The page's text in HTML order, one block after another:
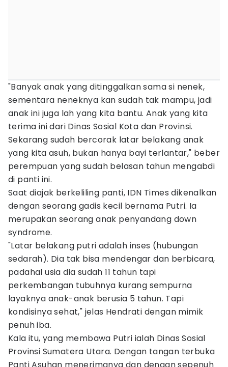
"Banyak anak yang ditinggalkan sama si nenek,
sementara neneknya kan sudah tak mampu, jadi
anak ini juga lah yang kita bantu. Anak yang kita
terima ini dari Dinas Sosial Kota dan Provinsi.
Sekarang sudah bercorak latar belakang anak
yang kita asuh, bukan hanya bayi terlantar," beber
perempuan yang sudah belasan tahun mengabdi
di panti ini.
Saat diajak berkeliling panti, IDN Times dikenalkan
dengan seorang gadis kecil bernama Putri. Ia
merupakan seorang anak penyandang down
syndrome.
"Latar belakang putri adalah inses (hubungan
sedarah). Dia tak bisa mendengar dan berbicara,
padahal usia dia sudah 11 tahun tapi
perkembangan tubuhnya kurang sempurna
layaknya anak-anak berusia 5 tahun. Tapi
kondisinya sehat," jelas Hendrati dengan mimik
penuh iba.
Kala itu, yang membawa Putri ialah Dinas Sosial
Provinsi Sumatera Utara. Dengan tangan terbuka